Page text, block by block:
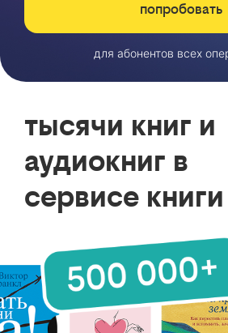
попробовать
для абонентов всех
тысячи книг и
аудиокниг в
сервисе